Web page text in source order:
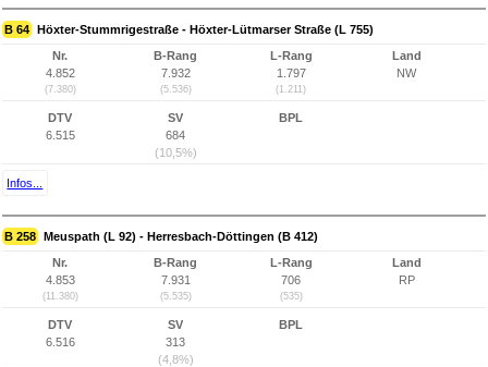
B 64 Höxter-Stummrigestraße - Höxter-Lütmarser Straße (L 755)
Nr.
4.852
(7.380)
B-Rang
7.932
(5.536)
L-Rang
1.797
(1.211)
Land
NW
DTV
6.515
SV
684
(10,5%)
BPL
Infos...
B 258 Meuspath (L 92) - Herresbach-Döttingen (B 412)
Nr.
4.853
(11.380)
B-Rang
7.931
(5.535)
L-Rang
706
(535)
Land
RP
DTV
6.516
SV
313
(4,8%)
BPL